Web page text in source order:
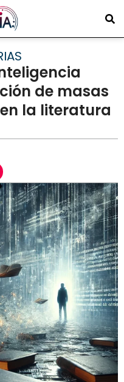
de masas
la literatura